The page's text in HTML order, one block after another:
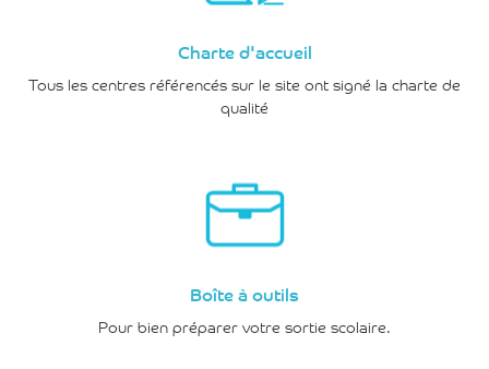
Charte d'accueil
Tous les centres référencés sur le site ont signé la charte de
qualité
Boîte à outils
Pour bien préparer votre sortie scolaire.